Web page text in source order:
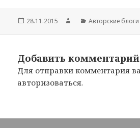
Опубликовано
28.11.2015 АвторРубрики
Авторские блоги
Добавить комментарий
Для отправки комментария
авторизоваться.